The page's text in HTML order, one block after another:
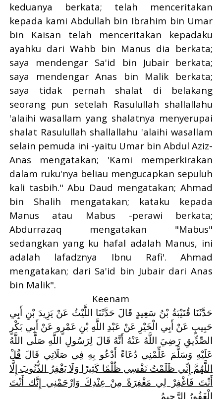
keduanya berkata; telah menceritakan
kepada kami Abdullah bin Ibrahim bin Umar
bin Kaisan telah menceritakan kepadaku
ayahku dari Wahb bin Manus dia berkata;
saya mendengar Sa'id bin Jubair berkata;
saya mendengar Anas bin Malik berkata;
saya tidak pernah shalat di belakang
seorang pun setelah Rasulullah shallallahu
'alaihi wasallam yang shalatnya menyerupai
shalat Rasulullah shallallahu 'alaihi wasallam
selain pemuda ini -yaitu Umar bin Abdul Aziz-
Anas mengatakan; 'Kami memperkirakan
dalam ruku'nya beliau mengucapkan sepuluh
kali tasbih." Abu Daud mengatakan; Ahmad
bin Shalih mengatakan; kataku kepada
Manus atau Mabus -perawi berkata;
Abdurrazaq mengatakan "Mabus"
sedangkan yang ku hafal adalah Manus, ini
adalah lafadznya Ibnu Rafi'. Ahmad
mengatakan; dari Sa'id bin Jubair dari Anas
bin Malik."
Keenam
حَدَّثَنَا قُتَيْبَةُ بْنُ سَعِيدٍ قَالَ حَدَّثَنَا اللَّيْثُ عَنْ يَزِيدَ بْنِ أَبِي
حَبِيبٍ عَنْ أَبِي الْخَيْرِ عَنْ عَبْدِ اللَّهِ بْنِ عَمْرٍو عَنْ أَبِي بَكْرٍ
الصِّدِّيقِ رَضِيَ اللَّهُ عَنْهُ أَنَّهُ قَالَ لِرَسُولِ اللَّهِ صَلَّى اللَّهُ
عَلَيْهِ وَسَلَّمَ عَلِّمْنِي دُعَاءً أَدْعُو بِهِ فِي صَلَاتِي قَالَ قُلْ
اللَّهُمَّ إِنِّي ظَلَمْتُ نَفْسِي ظُلْمًا كَثِيرًا وَلَا يَغْفِرُ الذُّنُوبَ إِلَّا
أَنْتَ فَاغْفِرْ لِي مَغْفِرَةً مِنْ عِنْدِكَ وَارْحَمْنِي إِنَّك أَنْتَ
الْغَفُورُ الرَّحِيمُ